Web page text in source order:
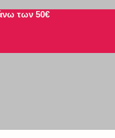
των 50€